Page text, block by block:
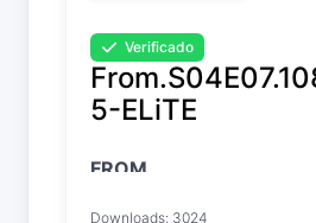
Verificado
5-ELiTE
FROM
Downloads: 3024